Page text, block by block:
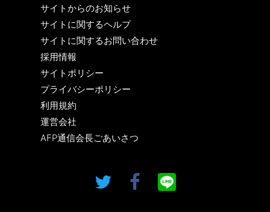
サイトからのお知らせ
サイトに関するヘルプ
サイトに関するお問い合わせ
採用情報
サイトポリシー
プライバシーポリシー
利用規約
運営会社
AFP通信会長ごあいさつ